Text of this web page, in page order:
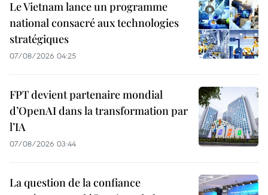
Le Vietnam lance un programme
national consacré aux technologies
stratégiques
07/08/2026 04:25
FPT devient partenaire mondial
d’OpenAI dans la transformation par
l’IA
07/08/2026 03:44
La question de la confiance